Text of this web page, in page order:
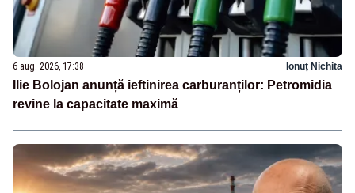
6 aug. 2026, 17:38 Ionuț Nichita
Ilie Bolojan anunță ieftinirea carburanților: Petromidia
revine la capacitate maximă